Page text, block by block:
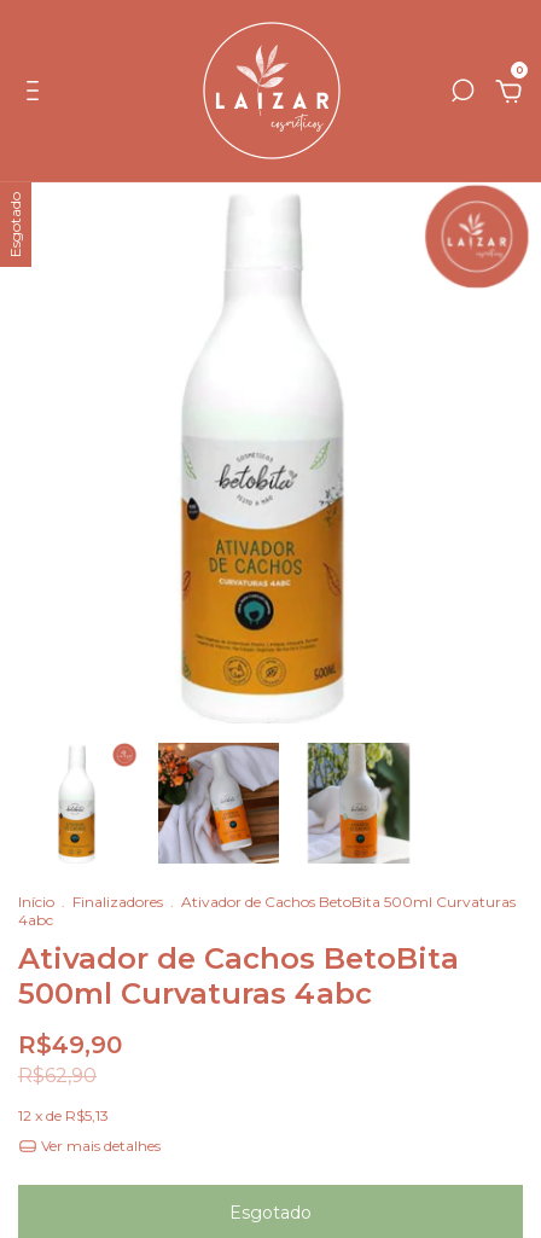
0
Esgotado
Início . Finalizadores . Ativador de Cachos BetoBita 500ml Curvaturas
4abc
Ativador de Cachos BetoBita
500ml Curvaturas 4abc
R$49,90
R$62,90
12 x de R$5,13
Ver mais detalhes